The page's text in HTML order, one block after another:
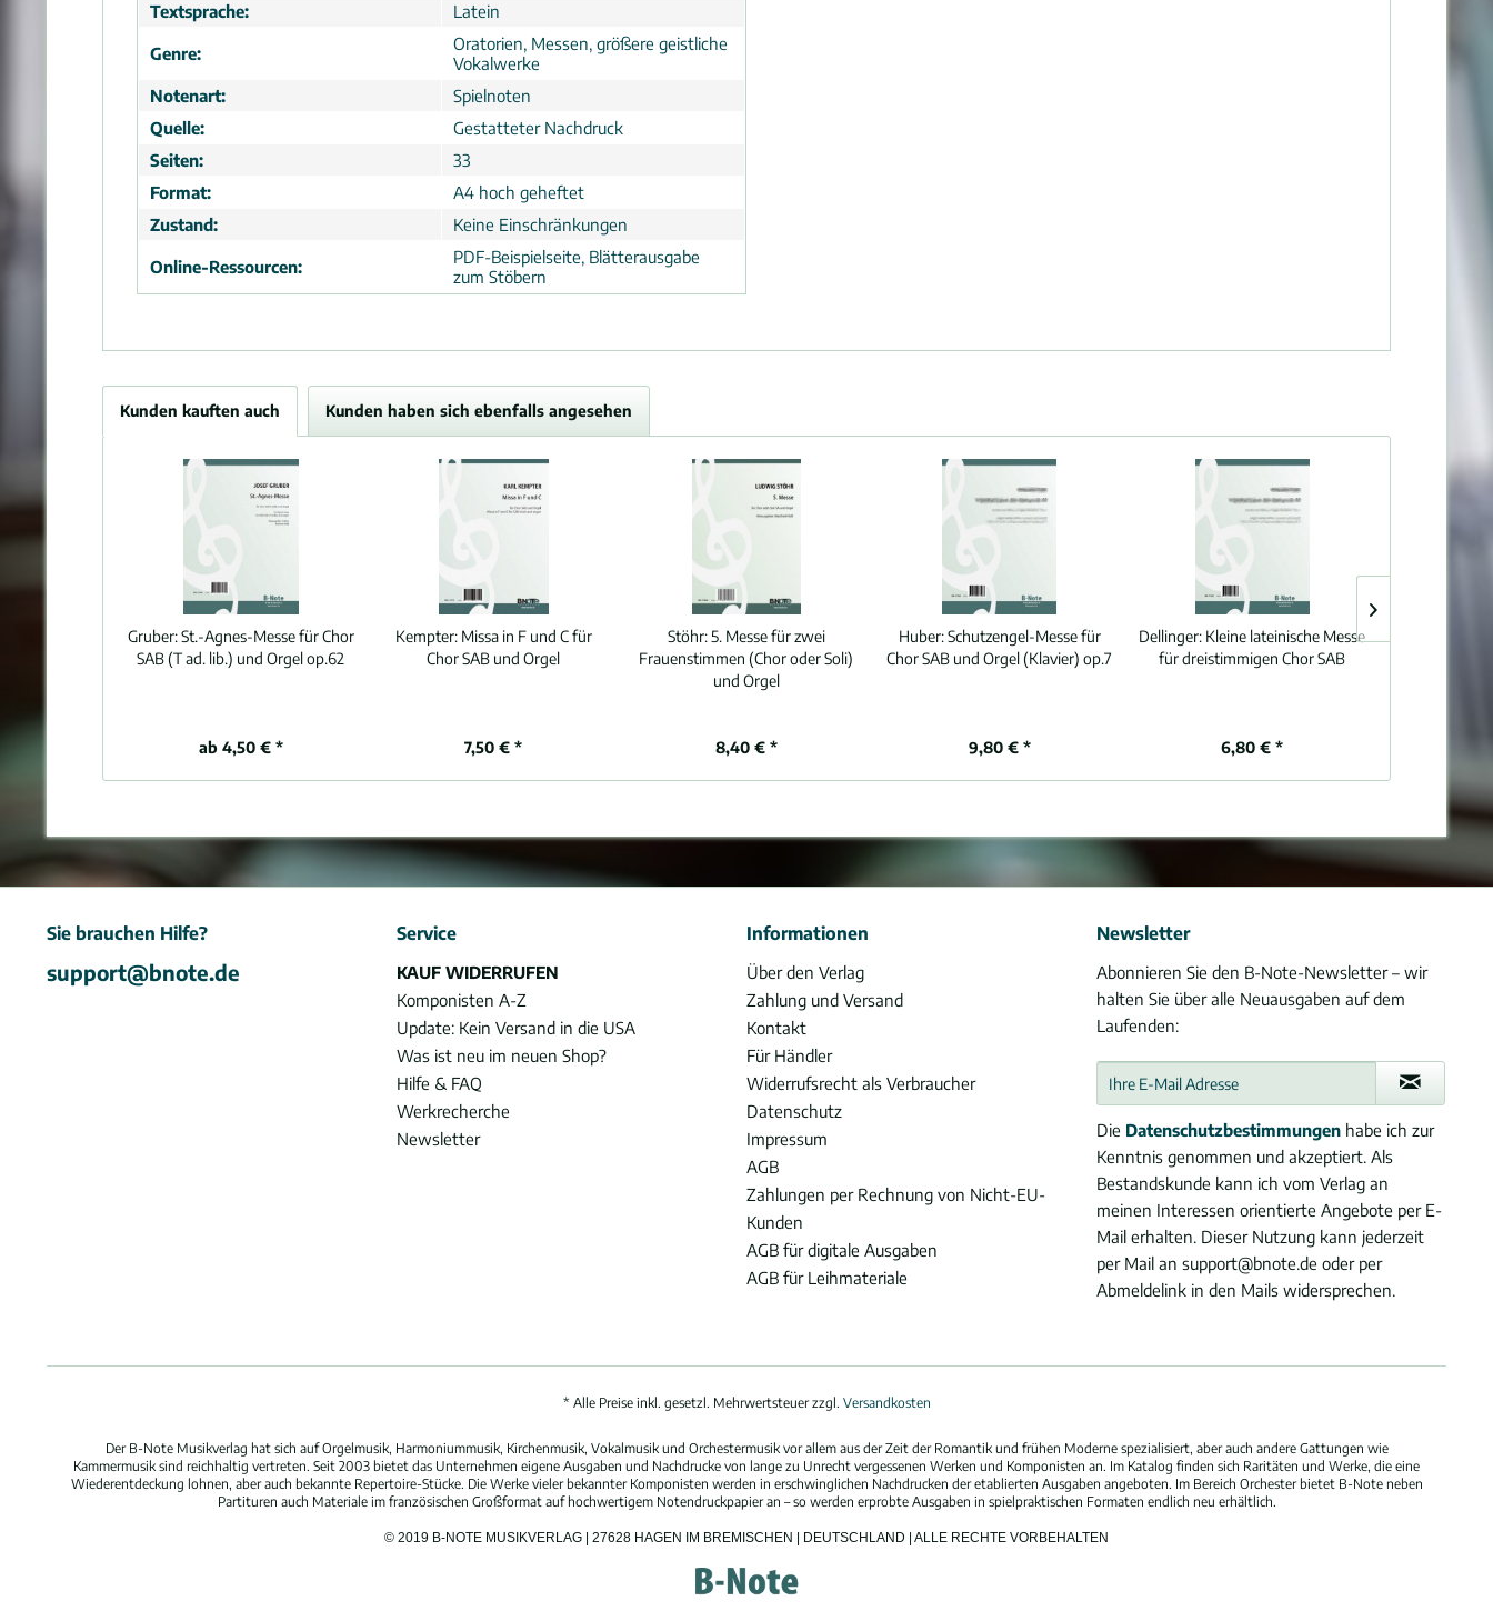
Textsprache:
Latein
Genre:
Oratorien, Messen, größere geistliche
Vokalwerke
Notenart:
Spielnoten
Quelle:
Gestatteter Nachdruck
Seiten:
33
Format:
A4 hoch geheftet
Zustand:
Keine Einschränkungen
Online-Ressourcen:
PDF-Beispielseite, Blätterausgabe
zum Stöbern
Kunden kauften auch Kunden haben sich ebenfalls angesehen
Gruber:St.-Agnes-Messe für Chor
SAB (T ad. lib.) und Orgel op.62
ab 4,50 € *
Kempter: Missa in F und C für
Chor SAB und Orgel
7,50 € *
Stöhr: 5. Messe für zwei
Frauenstimmen (Chor oder Soli)
und Orgel
8,40 € *
Huber:Schutzengel-Messe für
Chor SAB und Orgel (Klavier) op.7
9,80 € *
Dellinger: Kleine lateinische Messe
für dreistimmigen Chor SAB
6,80 € *
Sie brauchen Hilfe?
support@bnote.de
Service
KAUF WIDERRUFEN
Komponisten A-Z
Update: Kein Versand in die USA
Was ist neu im neuen Shop?
Hilfe & FAQ
Werkrecherche
Newsletter
Informationen
Über den Verlag
Zahlung und Versand
Kontakt
Für Händler
Widerrufsrecht als Verbraucher
Datenschutz
Impressum
AGB
Zahlungen per Rechnung von Nicht-EU-
Kunden
AGB für digitale Ausgaben
AGB für Leihmateriale
Newsletter
Abonnieren Sie den B-Note-Newsletter – wir
halten Sie über alle Neuausgaben auf dem
Laufenden:
Die Datenschutzbestimmungen habe ich zur
Kenntnis genommen und akzeptiert. Als
Bestandskunde kann ich vom Verlag an
meinen Interessen orientierte Angebote per E-
Mail erhalten. Dieser Nutzung kann jederzeit
per Mail an support@bnote.de oder per
Abmeldelink in den Mails widersprechen.
* Alle Preise inkl. gesetzl. Mehrwertsteuer zzgl. Versandkosten
Der B-Note Musikverlag hat sich auf Orgelmusik, Harmoniummusik, Kirchenmusik, Vokalmusik und Orchestermusik vor allem aus der Zeit der Romantik und frühen Moderne spezialisiert, aber auch andere Gattungen wie
Kammermusik sind reichhaltig vertreten. Seit 2003 bietet das Unternehmen eigene Ausgaben und Nachdrucke von lange zu Unrecht vergessenen Werken und Komponisten an. Im Katalog finden sich Raritäten und Werke, die eine
Wiederentdeckung lohnen, aber auch bekannte Repertoire-Stücke. Die Werke vieler bekannter Komponisten werden in erschwinglichen Nachdrucken der etablierten Ausgaben angeboten. Im Bereich Orchester bietet B-Note neben
Partituren auch Materiale im französischen Großformat auf hochwertigem Notendruckpapier an – so werden erprobte Ausgaben in spielpraktischen Formaten endlich neu erhältlich.
© 2019 B-NOTE MUSIKVERLAG | 27628 HAGEN IM BREMISCHEN | DEUTSCHLAND | ALLE RECHTE VORBEHALTEN